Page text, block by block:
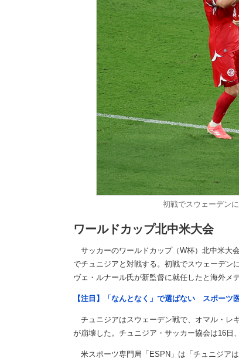
初戦でスウェーデン
ワールドカップ北中米大会
サッカーのワールドカップ（W杯）北中米大
でチュニジアと対戦する。初戦でスウェーデン
ヴェ・ルナール氏が新監督に就任したと海外メ
【注目】「なんとなく」で選ばない スポーツ
チュニジアはスウェーデン戦で、オマル・レ
が崩壊した。チュニジア・サッカー協会は16日
米スポーツ専門局「ESPN」は「チュニジア